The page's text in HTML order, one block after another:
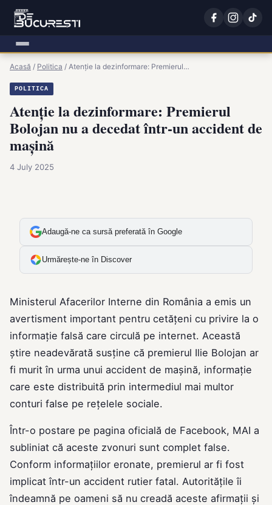
Acasă / Politica / Atenție la dezinformare: Premierul…
POLITICA
Atenție la dezinformare: Premierul
Bolojan nu a decedat într-un accident de
mașină
4 July 2025
Adaugă-ne ca sursă preferată în Google
Urmărește-ne în Discover
Ministerul Afacerilor Interne din România a emis un
avertisment important pentru cetățeni cu privire la o
informație falsă care circulă pe internet. Această
știre neadevărată susține că premierul Ilie Bolojan ar
fi murit în urma unui accident de mașină, informație
care este distribuită prin intermediul mai multor
conturi false pe rețelele sociale.
Într-o postare pe pagina oficială de Facebook, MAI a
subliniat că aceste zvonuri sunt complet false.
Conform informațiilor eronate, premierul ar fi fost
implicat într-un accident rutier fatal. Autoritățile îi
îndeamnă pe oameni să nu creadă aceste afirmații și